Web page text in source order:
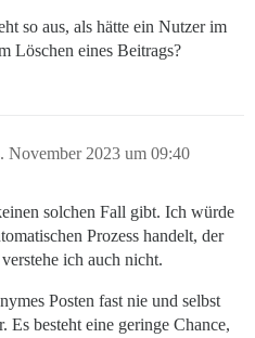
so aus, als hätte ein Nutzer im
Löschen eines Beitrags?
November 2023 um 09:40
solchen Fall gibt. Ich würde
Prozess handelt, der
ich auch nicht.
Posten fast nie und selbst
Es besteht eine geringe Chance,